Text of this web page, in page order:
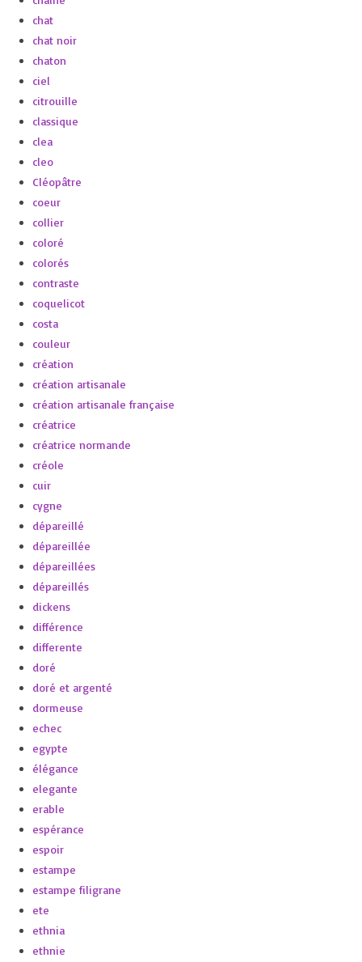
chat
chat noir
chaton
ciel
citrouille
classique
clea
cleo
Cléopâtre
coeur
collier
coloré
colorés
contraste
coquelicot
costa
couleur
création
création artisanale
création artisanale française
créatrice
créatrice normande
créole
cuir
cygne
dépareillé
dépareillée
dépareillées
dépareillés
dickens
différence
differente
doré
doré et argenté
dormeuse
echec
egypte
élégance
elegante
erable
espérance
espoir
estampe
estampe filigrane
ete
ethnia
ethnie